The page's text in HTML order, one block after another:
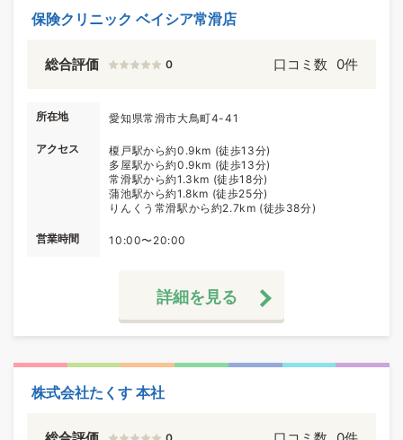
保険クリニック ベイシア常滑店
総合評価 0 口コミ数 0件
所在地 愛知県常滑市大鳥町4-41
アクセス
榎戸駅から約0.9km (徒歩13分)
多屋駅から約0.9km (徒歩13分)
常滑駅から約1.3km (徒歩18分)
蒲池駅から約1.8km (徒歩25分)
りんくう常滑駅から約2.7km (徒歩38分)
営業時間 10:00〜20:00
詳細を見る
株式会社たくす 本社
0